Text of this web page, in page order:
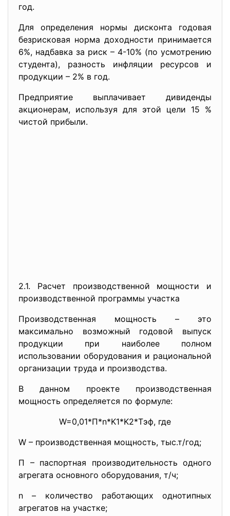
год.
Для определения нормы дисконта годовая
безрисковая норма доходности принимается
6%, надбавка за риск – 4-10% (по усмотрению
студента), разность инфляции ресурсов и
продукции – 2% в год.
Предприятие выплачивает дивиденды
акционерам, используя для этой цели 15 %
чистой прибыли.
2.1. Расчет производственной мощности и
производственной программы участка
Производственная мощность – это
максимально возможный годовой выпуск
продукции при наиболее полном
использовании оборудования и рациональной
организации труда и производства.
В данном проекте производственная
мощность определяется по формуле:
W=0,01*П*n*K1*K2*Tэф, где
W – производственная мощность, тыс.т/год;
П – паспортная производительность одного
агрегата основного оборудования, т/ч;
n – количество работающих однотипных
агрегатов на участке;